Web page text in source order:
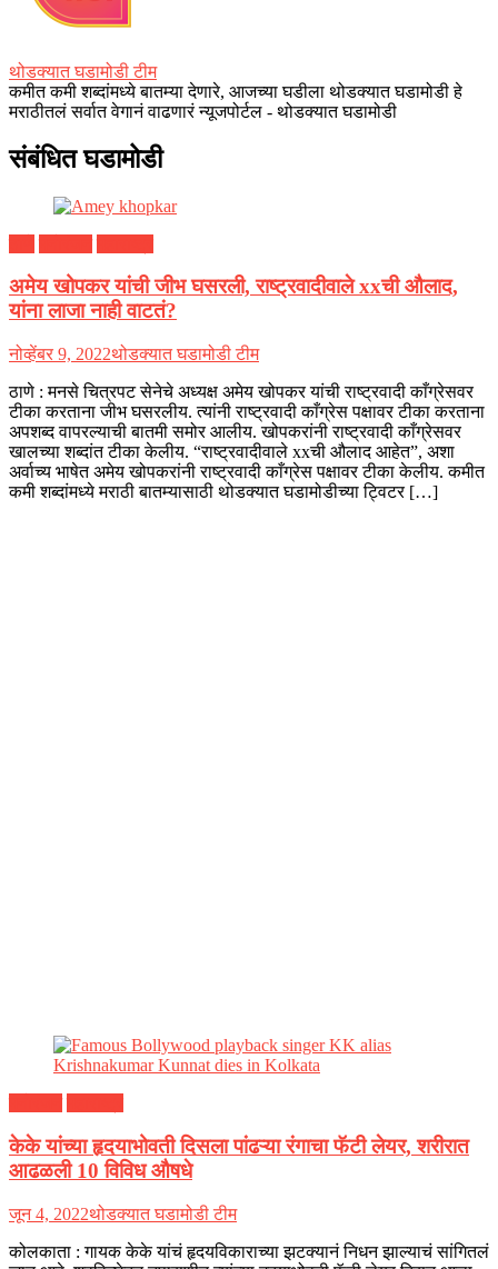
थोडक्यात घडामोडी टीम
कमीत कमी शब्दांमध्ये बातम्या देणारे, आजच्या घडीला थोडक्यात घडामोडी हे
मराठीतलं सर्वात वेगानं वाढणारं न्यूजपोर्टल - थोडक्यात घडामोडी
संबंधित घडामोडी
अमेय खोपकर यांची जीभ घसरली, राष्ट्रवादीवाले xxची औलाद,
यांना लाजा नाही वाटतं?
नोव्हेंबर 9, 2022थोडक्यात घडामोडी टीम
ठाणे : मनसे चित्रपट सेनेचे अध्यक्ष अमेय खोपकर यांची राष्ट्रवादी काँग्रेसवर
टीका करताना जीभ घसरलीय. त्यांनी राष्ट्रवादी काँग्रेस पक्षावर टीका करताना
अपशब्द वापरल्याची बातमी समोर आलीय. खोपकरांनी राष्ट्रवादी काँग्रेसवर
खालच्या शब्दांत टीका केलीय. “राष्ट्रवादीवाले xxची औलाद आहेत”, अशा
अर्वाच्य भाषेत अमेय खोपकरांनी राष्ट्रवादी काँग्रेस पक्षावर टीका केलीय. कमीत
कमी शब्दांमध्ये मराठी बातम्यासाठी थोडक्यात घडामोडीच्या ट्विटर […]
केके यांच्या हृदयाभोवती दिसला पांढऱ्या रंगाचा फॅटी लेयर, शरीरात
आढळली 10 विविध औषधे
जून 4, 2022थोडक्यात घडामोडी टीम
कोलकाता : गायक केके यांचं हृदयविकाराच्या झटक्यानं निधन झाल्याचं सांगितलं